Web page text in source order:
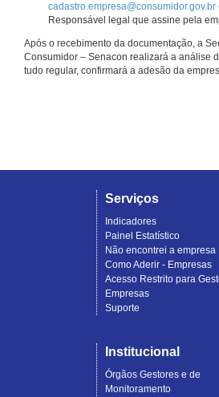
cadastro.empresa@consumidor.gov.br
Responsável legal que assine pela
Após o recebimento da documentação, a
Consumidor – Senacon realizará a análise
tudo regular, confirmará a adesão da
Serviços
Indicadores
Painel Estatístico
Não encontrei a empresa
Como Aderir - Empresas
Acesso Restrito para
Empresas
Suporte
Institucional
Órgãos Gestores e de
Monitoramento